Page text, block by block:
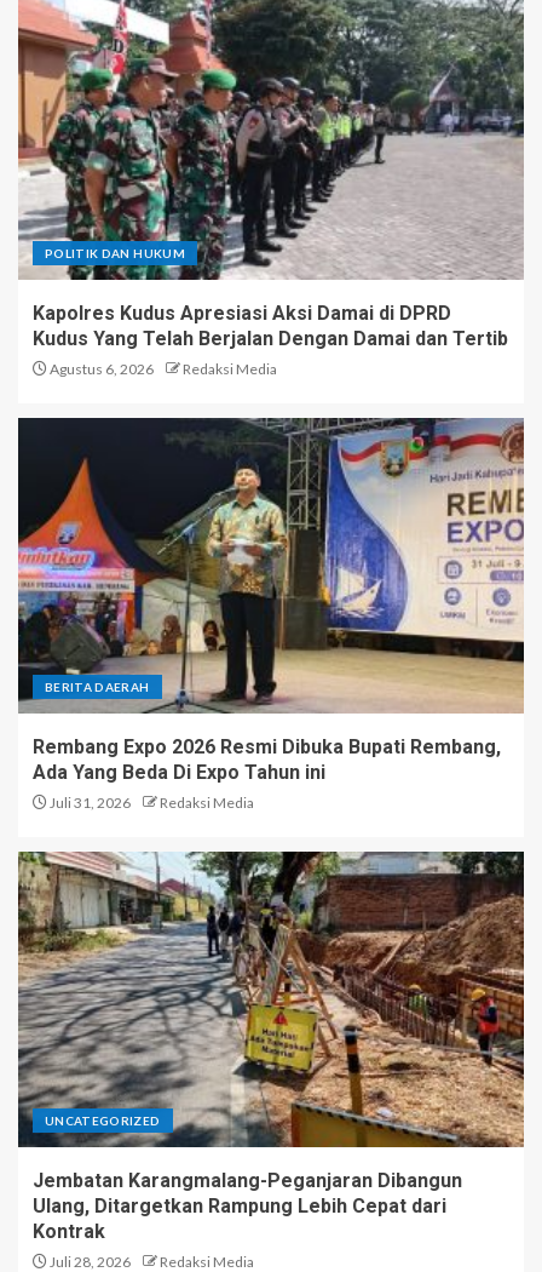
POLITIK DAN HUKUM
Kapolres Kudus Apresiasi Aksi Damai di DPRD
Kudus Yang Telah Berjalan Dengan Damai dan Tertib
Agustus 6, 2026 Redaksi Media
BERITA DAERAH
Rembang Expo 2026 Resmi Dibuka Bupati Rembang,
Ada Yang Beda Di Expo Tahun ini
Juli 31, 2026 Redaksi Media
UNCATEGORIZED
Jembatan Karangmalang-Peganjaran Dibangun
Ulang, Ditargetkan Rampung Lebih Cepat dari
Kontrak
Juli 28, 2026 Redaksi Media